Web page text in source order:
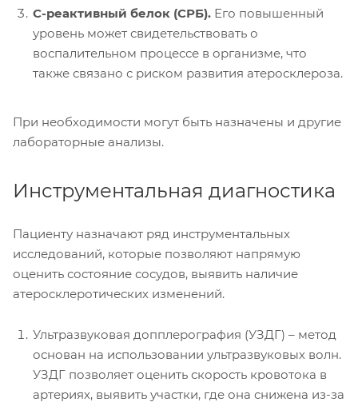
С-реактивный белок (СРБ). Его повышенный
уровень может свидетельствовать о
воспалительном процессе в организме, что
также связано с риском развития атеросклероза.
При необходимости могут быть назначены и другие
лабораторные анализы.
Инструментальная диагностика
Пациенту назначают ряд инструментальных
исследований, которые позволяют напрямую
оценить состояние сосудов, выявить наличие
атеросклеротических изменений.
Ультразвуковая допплерография (УЗДГ) – метод
основан на использовании ультразвуковых волн.
УЗДГ позволяет оценить скорость кровотока в
артериях, выявить участки, где она снижена из-за